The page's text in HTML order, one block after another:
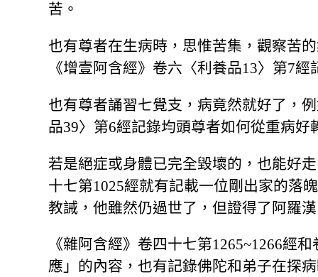
苦。
也有尊者在生病時，思惟苦集，觀察苦
《增壹阿含經》卷六〈利養品13〉第7
也有尊者誦習七覺支，病竟然就好了，
品39〉第6經記錄均頭尊者如何從重病好
若是絕症或身體已完全毀壞的，也能好
十七第1025經就有記載一位剛出家的落
教誡，他雖然仍過世了，但證得了阿羅
《雜阿含經》卷四十七第1265~1266經
應」的內容，也有記錄佛陀和弟子在探